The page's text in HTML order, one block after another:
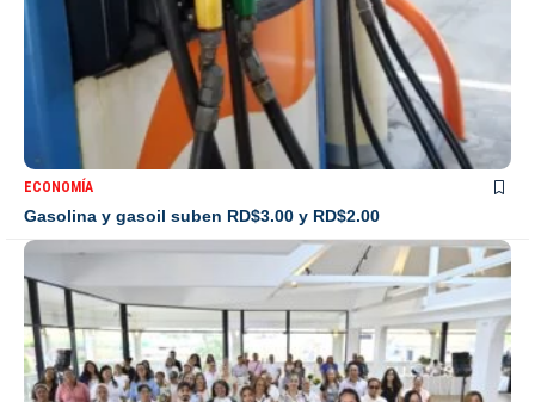
ECONOMÍA
Gasolina y gasoil suben RD$3.00 y RD$2.00